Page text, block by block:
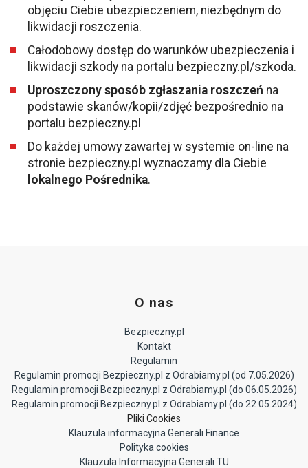
objęciu Ciebie ubezpieczeniem, niezbędnym do
likwidacji roszczenia.
Całodobowy dostęp do warunków ubezpieczenia i
likwidacji szkody na portalu bezpieczny.pl/szkoda.
Uproszczony sposób zgłaszania roszczeń na
podstawie skanów/kopii/zdjęć bezpośrednio na
portalu bezpieczny.pl
Do każdej umowy zawartej w systemie on-line na
stronie bezpieczny.pl wyznaczamy dla Ciebie
lokalnego Pośrednika.
O nas
Bezpieczny.pl
Kontakt
Regulamin
Regulamin promocji Bezpieczny.pl z Odrabiamy.pl (od 7.05.2026)
Regulamin promocji Bezpieczny.pl z Odrabiamy.pl (do 06.05.2026)
Regulamin promocji Bezpieczny.pl z Odrabiamy.pl (do 22.05.2024)
Pliki Cookies
Klauzula informacyjna Generali Finance
Polityka cookies
Klauzula Informacyjna Generali TU